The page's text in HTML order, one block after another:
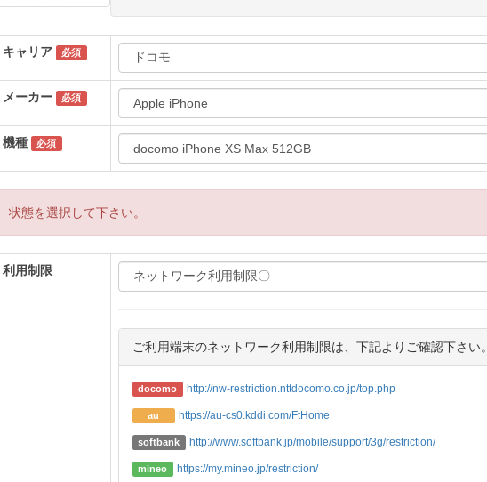
キャリア 必須
メーカー 必須
機種 必須
状態を選択して下さい。
利用制限
ご利用端末のネットワーク利用制限は、下記よりご確認下さい。
docomo http://nw-restriction.nttdocomo.co.jp/top.php
au https://au-cs0.kddi.com/FtHome
softbank http://www.softbank.jp/mobile/support/3g/restriction/
mineo https://my.mineo.jp/restriction/